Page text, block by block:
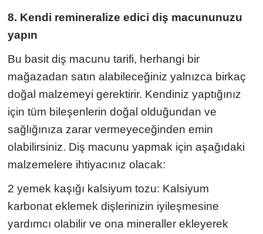
8. Kendi remineralize edici diş macununuzu
yapın
Bu basit diş macunu tarifi, herhangi bir
mağazadan satın alabileceğiniz yalnızca birkaç
doğal malzemeyi gerektirir. Kendiniz yaptığınız
için tüm bileşenlerin doğal olduğundan ve
sağlığınıza zarar vermeyeceğinden emin
olabilirsiniz. Diş macunu yapmak için aşağıdaki
malzemelere ihtiyacınız olacak:
2 yemek kaşığı kalsiyum tozu: Kalsiyum
karbonat eklemek dişlerinizin iyileşmesine
yardımcı olabilir ve ona mineraller ekleyerek